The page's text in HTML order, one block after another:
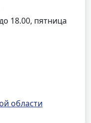
18.00, пятница
области